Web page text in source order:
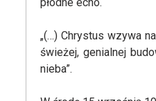
„(…) Chrystus wzywa
świeżej, genialnej
nieba”.